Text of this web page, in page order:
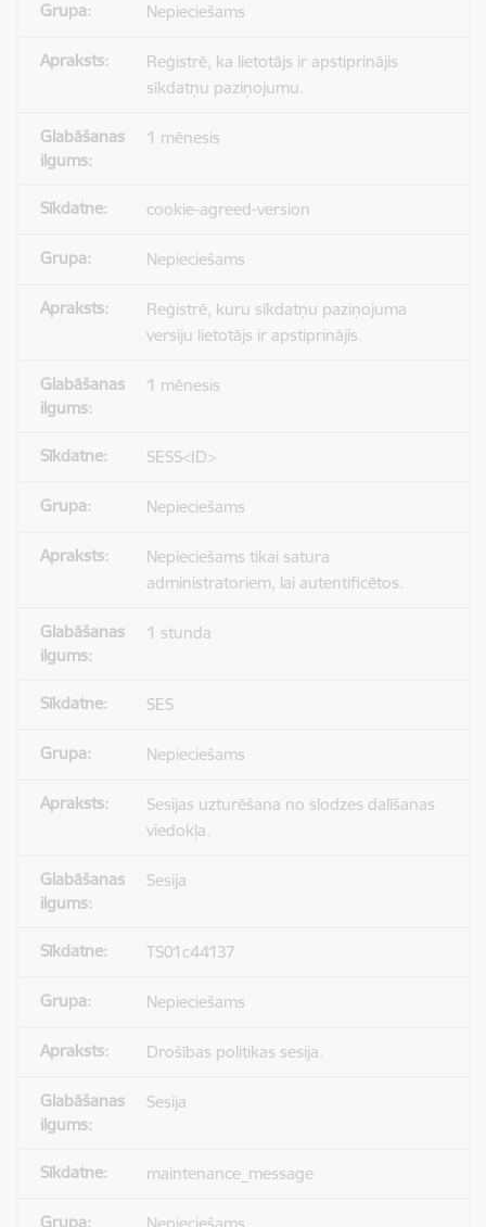
Nepieciešams
Reģistrē, ka lietotājs ir apstiprinājis
sīkdatņu paziņojumu.
1 mēnesis
cookie-agreed-version
Nepieciešams
Reģistrē, kuru sīkdatņu paziņojuma
versiju lietotājs ir apstiprinājis.
1 mēnesis
SESS<ID>
Nepieciešams
Nepieciešams tikai satura
administratoriem, lai autentificētos.
1 stunda
SES
Nepieciešams
Sesijas uzturēšana no slodzes dalīšanas
viedokļa.
Sesija
TS01c44137
Nepieciešams
Drošības politikas sesija.
Sesija
maintenance_message